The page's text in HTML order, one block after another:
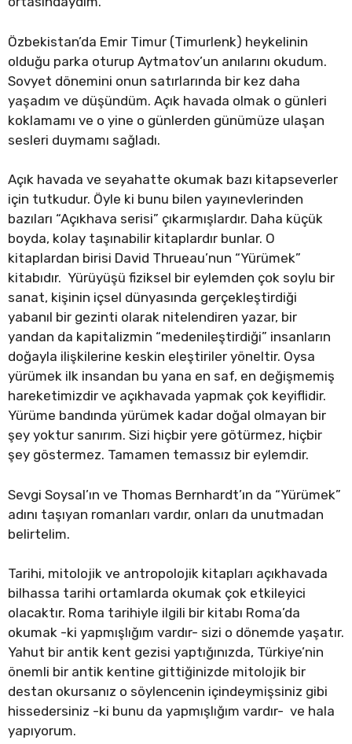
Özbekistan’da Emir Timur (Timurlenk) heykelinin
olduğu parka oturup Aytmatov’un anılarını okudum.
Sovyet dönemini onun satırlarında bir kez daha
yaşadım ve düşündüm. Açık havada olmak o günleri
koklamamı ve o yine o günlerden günümüze ulaşan
sesleri duymamı sağladı.
Açık havada ve seyahatte okumak bazı kitapseverler
için tutkudur. Öyle ki bunu bilen yayınevlerinden
bazıları “Açıkhava serisi” çıkarmışlardır. Daha küçük
boyda, kolay taşınabilir kitaplardır bunlar. O
kitaplardan birisi David Thrueau’nun “Yürümek”
kitabıdır. Yürüyüşü fiziksel bir eylemden çok soylu bir
sanat, kişinin içsel dünyasında gerçekleştirdiği
yabanıl bir gezinti olarak nitelendiren yazar, bir
yandan da kapitalizmin “medenileştirdiği” insanların
doğayla ilişkilerine keskin eleştiriler yöneltir. Oysa
yürümek ilk insandan bu yana en saf, en değişmemiş
hareketimizdir ve açıkhavada yapmak çok keyiflidir.
Yürüme bandında yürümek kadar doğal olmayan bir
şey yoktur sanırım. Sizi hiçbir yere götürmez, hiçbir
şey göstermez. Tamamen temassız bir eylemdir.
Sevgi Soysal’ın ve Thomas Bernhardt’ın da “Yürümek”
adını taşıyan romanları vardır, onları da unutmadan
belirtelim.
Tarihi, mitolojik ve antropolojik kitapları açıkhavada
bilhassa tarihi ortamlarda okumak çok etkileyici
olacaktır. Roma tarihiyle ilgili bir kitabı Roma’da
okumak -ki yapmışlığım vardır- sizi o dönemde yaşatır.
Yahut bir antik kent gezisi yaptığınızda, Türkiye’nin
önemli bir antik kentine gittiğinizde mitolojik bir
destan okursanız o söylencenin içindeymişsiniz gibi
hissedersiniz -ki bunu da yapmışlığım vardır- ve hala
yapıyorum.